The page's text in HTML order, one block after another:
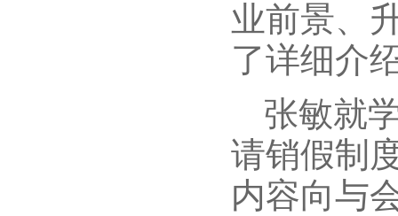
业前景、
了详细介
张敏就
请销假制
内容向与